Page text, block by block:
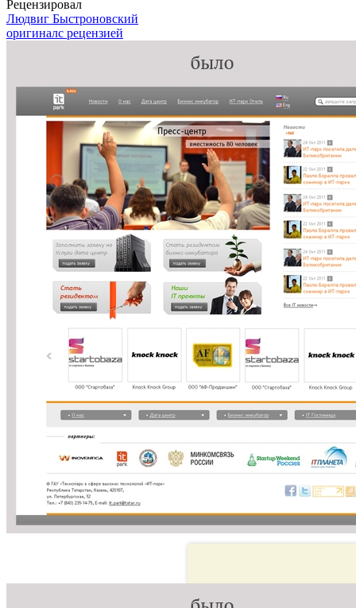
Рецензировал
Людвиг Быстроновский
оригиналс рецензией